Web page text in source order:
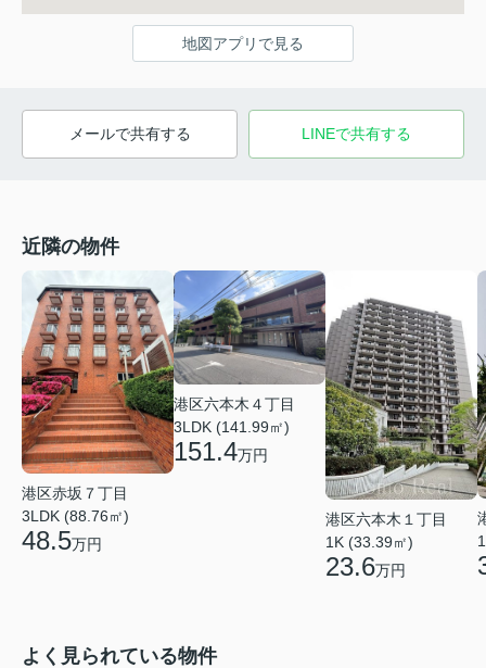
地図アプリで見る
メールで共有する LINEで共有する
近隣の物件
港区赤坂７丁目
3LDK (88.76㎡)
48.5万円
港区六本木４丁目
3LDK (141.99㎡)
151.4万円
港区六本木１丁目
1K (33.39㎡)
23.6万円
よく見られている物件